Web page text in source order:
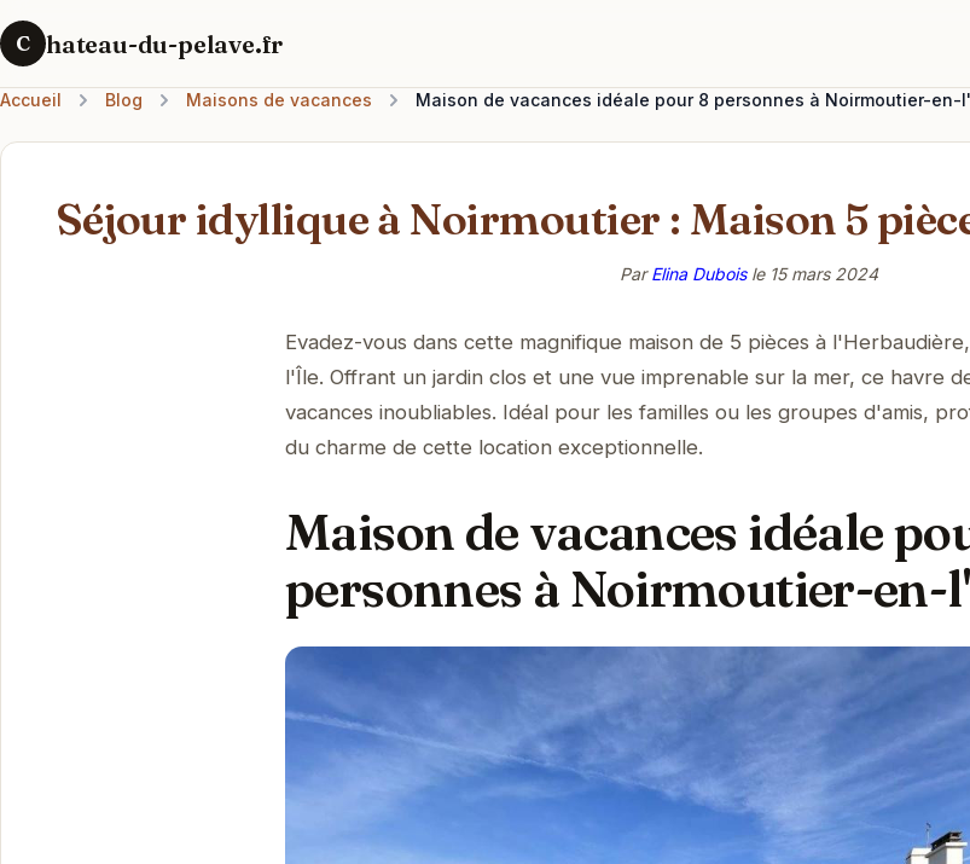
C hateau-du-pelave.fr
Accueil Blog Maisons de vacances Maison de vacances idéale pour 8 personnes à Noirmoutier-en-
Séjour idyllique à Noirmoutier : Maison 5
ParElina Duboisle 15 mars 2024
Evadez-vous dans cette magnifique maison de 5 pièces à
l'Île. Offrant un jardin clos et une vue imprenable sur la mer, ce havre
vacances inoubliables. Idéal pour les familles ou les groupes d'amis,
du charme de cette location exceptionnelle.
Maison de vacances idéale
personnes à Noirmoutier-en-